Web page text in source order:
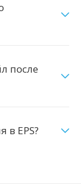
после
в EPS?